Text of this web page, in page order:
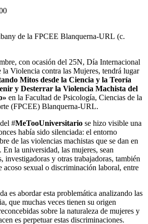
de la FPCEE Blanquerna-URL (c.
con ocasión del 25N, Día Internacional
Violencia contra las Mujeres, tendrá lugar
Mitos desde la Ciencia y la Teoría
y Desterrar la Violencia Machista del
en la Facultad de Psicología, Ciencias de la
(FPCEE) Blanquerna-URL.
#MeTooUniversitario se hizo visible una
había sido silenciada: el entorno
de las violencias machistas que se dan en
En la universidad, las mujeres, sean
investigadoras y otras trabajadoras, también
acoso sexual o discriminación laboral, entre
es abordar esta problemática analizando las
que muchas veces tienen su origen
sobre la naturaleza de mujeres y
es perpetuar estas discriminaciones.